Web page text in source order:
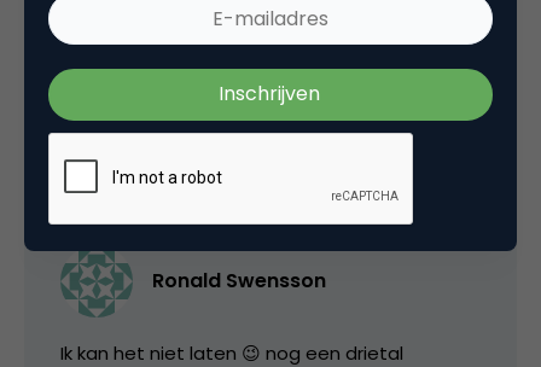
Beste Ronald, dank voor je gedetailleerde
26 december 2015 om 21:28
Ronald Swensson
Ik kan het niet laten 😉 nog een drietal